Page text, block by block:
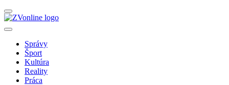
Správy
Šport
Kultúra
Reality
Práca